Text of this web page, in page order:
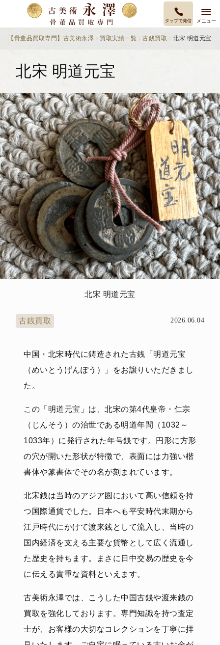
タップで発信 メニュー
【骨董品買取専門】古美術永澤 買取実績一覧 古銭買取 北宋 明道元宝
北宋 明道元宝
北宋 明道元宝
古銭買取 2026.06.04
中国・北宋時代に鋳造された古銭「明道元宝
（めいとうげんぽう）」をお譲りいただきまし
た。
この「明道元宝」は、北宋の第4代皇帝・仁宗
（じんそう）の治世である明道年間（1032～
1033年）に発行された年号銭です。円形に方形
の穴が開いた形状が特徴で、表面には力強い楷
書体や篆書体でその名が刻まれています。
北宋銭は当時のアジア圏において高い信頼を持
つ国際通貨でした。日本へも平安時代末期から
江戸時代にかけて渡来銭として流入し、当時の
国内経済を支える主要な貨幣として広く流通し
た歴史を持ちます。まさに日中交易の歴史を今
に伝える貴重な資料といえます。
古美術永澤では、こうした中国古銭や渡来銭の
買取を強化しております。専門知識を持つ査定
士が、お客様の大切なコレクションを丁寧に拝